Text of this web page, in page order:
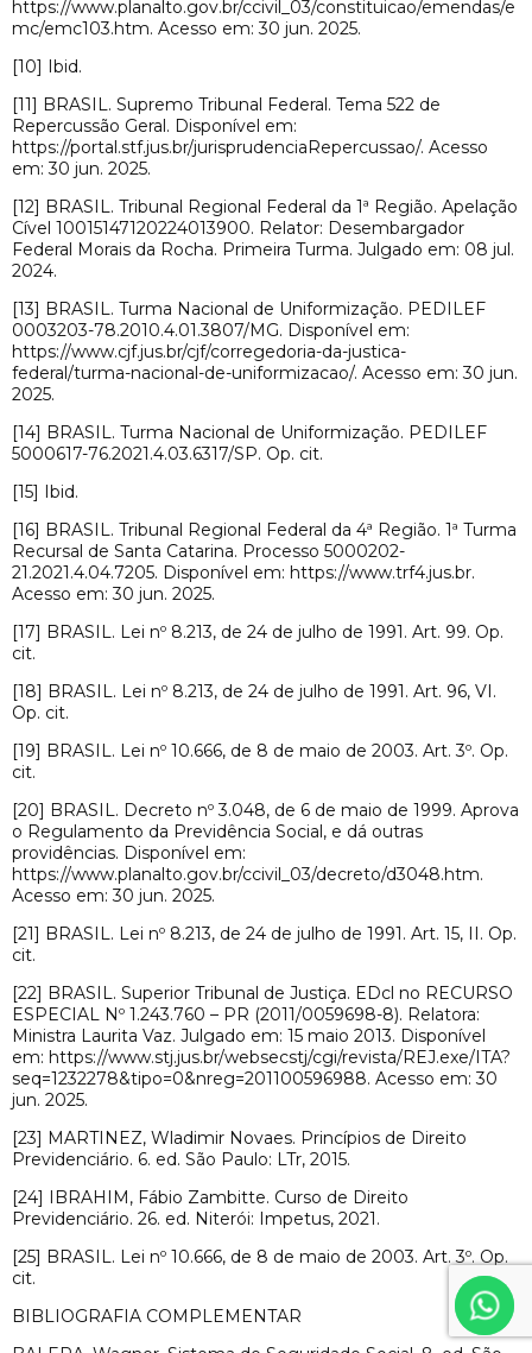
https://www.planalto.gov.br/ccivil_03/constituicao/emendas/e
mc/emc103.htm. Acesso em: 30 jun. 2025.
[10] Ibid.
[11] BRASIL. Supremo Tribunal Federal. Tema 522 de
Repercussão Geral. Disponível em:
https://portal.stf.jus.br/jurisprudenciaRepercussao/. Acesso
em: 30 jun. 2025.
[12] BRASIL. Tribunal Regional Federal da 1ª Região. Apelação
Cível 10015147120224013900. Relator: Desembargador
Federal Morais da Rocha. Primeira Turma. Julgado em: 08 jul.
2024.
[13] BRASIL. Turma Nacional de Uniformização. PEDILEF
0003203-78.2010.4.01.3807/MG. Disponível em:
https://www.cjf.jus.br/cjf/corregedoria-da-justica-
federal/turma-nacional-de-uniformizacao/. Acesso em: 30 jun.
2025.
[14] BRASIL. Turma Nacional de Uniformização. PEDILEF
5000617-76.2021.4.03.6317/SP. Op. cit.
[15] Ibid.
[16] BRASIL. Tribunal Regional Federal da 4ª Região. 1ª Turma
Recursal de Santa Catarina. Processo 5000202-
21.2021.4.04.7205. Disponível em: https://www.trf4.jus.br.
Acesso em: 30 jun. 2025.
[17] BRASIL. Lei nº 8.213, de 24 de julho de 1991. Art. 99. Op.
cit.
[18] BRASIL. Lei nº 8.213, de 24 de julho de 1991. Art. 96, VI.
Op. cit.
[19] BRASIL. Lei nº 10.666, de 8 de maio de 2003. Art. 3º. Op.
cit.
[20] BRASIL. Decreto nº 3.048, de 6 de maio de 1999. Aprova
o Regulamento da Previdência Social, e dá outras
providências. Disponível em:
https://www.planalto.gov.br/ccivil_03/decreto/d3048.htm.
Acesso em: 30 jun. 2025.
[21] BRASIL. Lei nº 8.213, de 24 de julho de 1991. Art. 15, II. Op.
cit.
[22] BRASIL. Superior Tribunal de Justiça. EDcl no RECURSO
ESPECIAL Nº 1.243.760 – PR (2011/0059698-8). Relatora:
Ministra Laurita Vaz. Julgado em: 15 maio 2013. Disponível
em: https://www.stj.jus.br/websecstj/cgi/revista/REJ.exe/ITA?
seq=1232278&tipo=0&nreg=201100596988. Acesso em: 30
jun. 2025.
[23] MARTINEZ, Wladimir Novaes. Princípios de Direito
Previdenciário. 6. ed. São Paulo: LTr, 2015.
[24] IBRAHIM, Fábio Zambitte. Curso de Direito
Previdenciário. 26. ed. Niterói: Impetus, 2021.
[25] BRASIL. Lei nº 10.666, de 8 de maio de 2003. Art. 3º. Op.
cit.
BIBLIOGRAFIA COMPLEMENTAR